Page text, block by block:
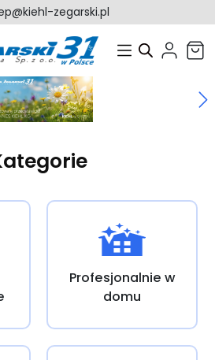
zegarski.pl
Profesjonalnie w
domu